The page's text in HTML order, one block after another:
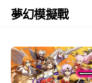
Skip
夢幻模擬戰